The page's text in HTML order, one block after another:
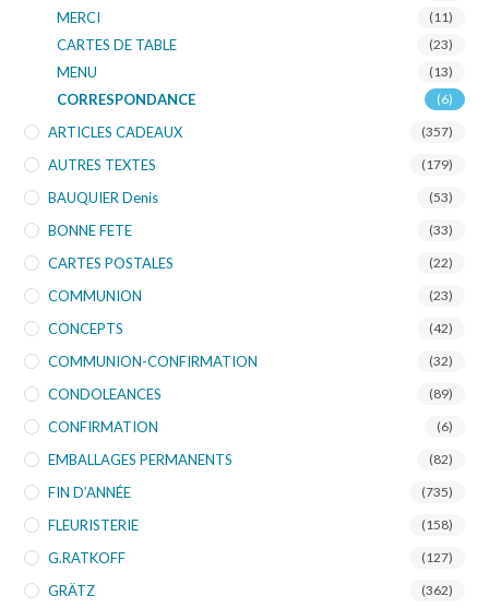
MERCI (11)
CARTES DE TABLE (23)
MENU (13)
CORRESPONDANCE (6)
ARTICLES CADEAUX (357)
AUTRES TEXTES (179)
BAUQUIER Denis (53)
BONNE FETE (33)
CARTES POSTALES (22)
COMMUNION (23)
CONCEPTS (42)
COMMUNION-CONFIRMATION (32)
CONDOLEANCES (89)
CONFIRMATION (6)
EMBALLAGES PERMANENTS (82)
FIN D’ANNÉE (735)
FLEURISTERIE (158)
G.RATKOFF (127)
GRÄTZ (362)